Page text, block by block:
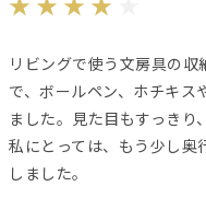
リビングで使う文房具の収
で、ボールペン、ホチキス
ました。見た目もすっきり
私にとっては、もう少し奥
しました。